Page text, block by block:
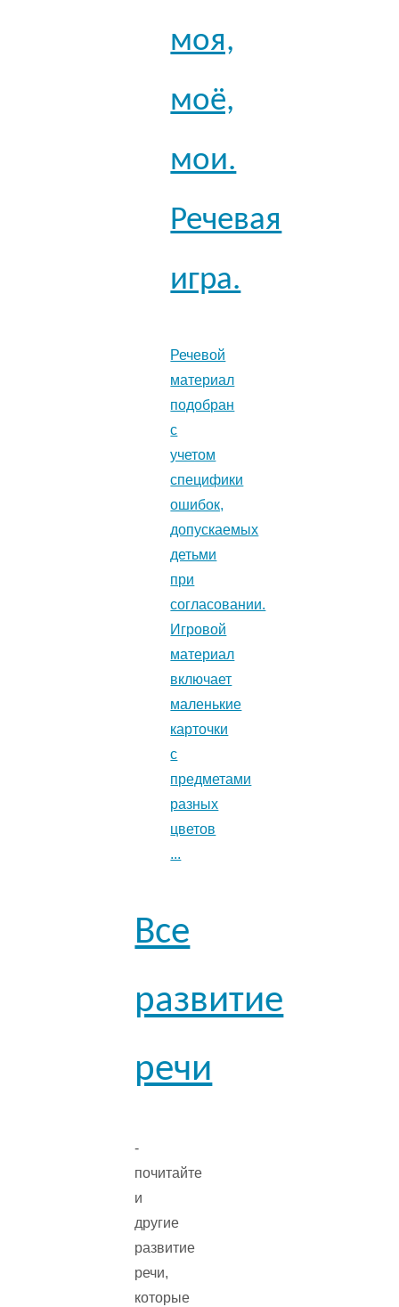
моя,
моё,
мои.
Речевая
игра.
Речевой
материал
подобран
с
учетом
специфики
ошибок,
допускаемых
детьми
при
согласовании.
Игровой
материал
включает
маленькие
карточки
с
предметами
разных
цветов
...
Все
развитие
речи
-
почитайте
и
другие
развитие
речи,
которые